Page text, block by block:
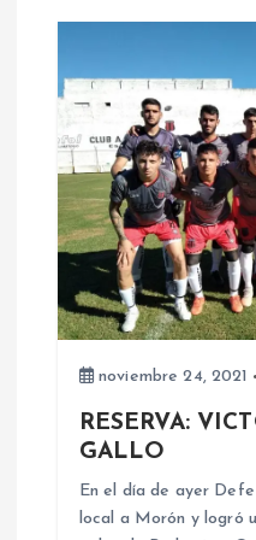
a
c
ó
n
d
noviembre 24, 2021
RESERVA:
GALLO
En el día de ayer
local a Morón y logró